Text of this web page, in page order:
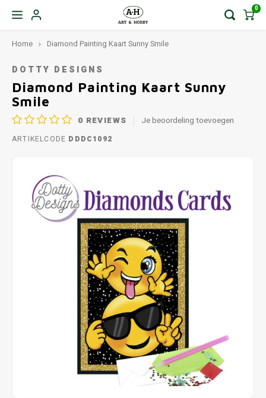
0
Home Diamond Painting Kaart Sunny Smile
DOTTY DESIGNS
Diamond Painting Kaart Sunny
Smile
0 REVIEWS Je beoordeling toevoegen
ARTIKELCODE DDDC1092